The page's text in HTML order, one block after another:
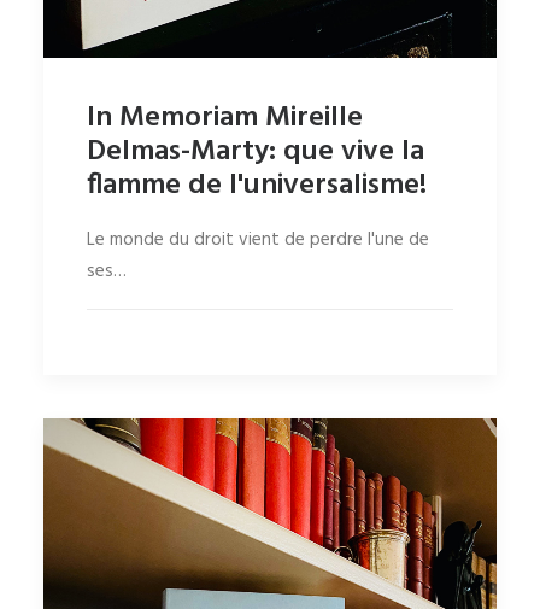
In Memoriam Mireille
Delmas-Marty: que vive la
flamme de l'universalisme!
Le monde du droit vient de perdre l'une de
ses…